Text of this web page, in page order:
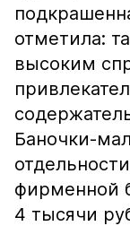
отметила:
высоким
Баночки-
фирменной
4 тысячи